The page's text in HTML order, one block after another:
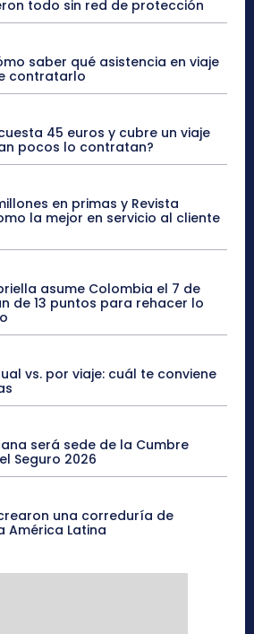
todo sin red de protección
saber qué asistencia en viaje
contratarlo
45 euros y cubre un viaje
pocos lo contratan?
en primas y Revista
la mejor en servicio al cliente
asume Colombia el 7 de
de 13 puntos para rehacer lo
vs. por viaje: cuál te conviene
será sede de la Cumbre
Seguro 2026
una correduría de
América Latina